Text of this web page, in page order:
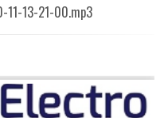
11-13-21-00.mp3